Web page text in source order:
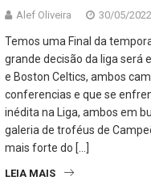
Alef Oliveira 30/05/2022
Temos uma Final da
grande decisão da liga será
e Boston Celtics, ambos
conferencias e que se
inédita na Liga, ambos em
galeria de troféus de
mais forte do […]
LEIA MAIS